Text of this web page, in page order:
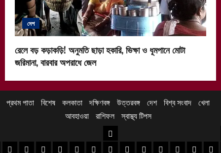
দেশ
রেলে বড় কড়াকড়ি! অনুমতি ছাড়া হকারি, ভিক্ষা ও ধূমপানে মোটা
জরিমানা, বারবার অপরাধে জেল
প্রথম পাতা বিশেষ কলকাতা দক্ষিণবঙ্গ উত্তরবঙ্গ দেশ বিশ্ব সংবাদ খেলা
আবহাওয়া
রাশিফল স্বাস্থ্য টিপস
খবর
খবর
পুরুলিয়া খবর
বাঁকুড়া খবরপশ্চিম বর্ধমান খবর
পূর্ব বর্ধমান খবর
বীরভূম খবরমুর্শিদাবাদ খবর
উত্তরবঙ্গ
কোচবিহার নিউজ
আলিপুরদুয়ার খবর
জলপাইগুড়ি খবর
শিলিগুড়ি খবর
উত্তরদক্ষিণ